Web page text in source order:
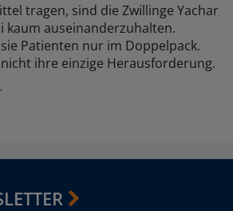
tragen, sind die Zwillinge Yachar
kaum auseinanderzuhalten.
Patienten nur im Doppelpack.
ihre einzige Herausforderung.